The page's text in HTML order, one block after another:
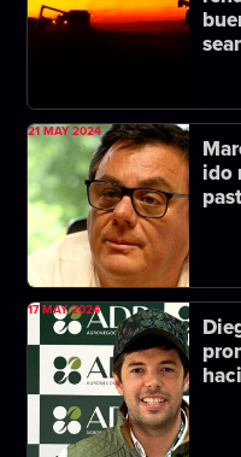
ido
21 MAY 2024
17 MAY 2024